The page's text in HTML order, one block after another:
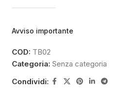
Avviso importante
COD: TB02
Categoria: Senza categoria
Condividi: